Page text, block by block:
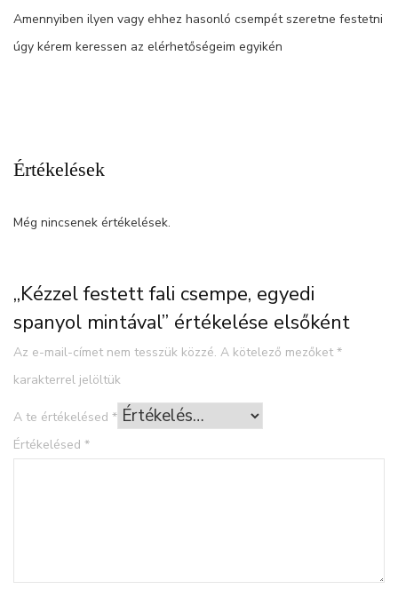
Amennyiben ilyen vagy ehhez hasonló csempét szeretne festetni
úgy kérem keressen az elérhetőségeim egyikén
Értékelések
Még nincsenek értékelések.
„Kézzel festett fali csempe, egyedi
spanyol mintával” értékelése elsőként
Az e-mail-címet nem tesszük közzé. A kötelező mezőket*
karakterrel jelöltük
A te értékelésed *
Értékelésed *